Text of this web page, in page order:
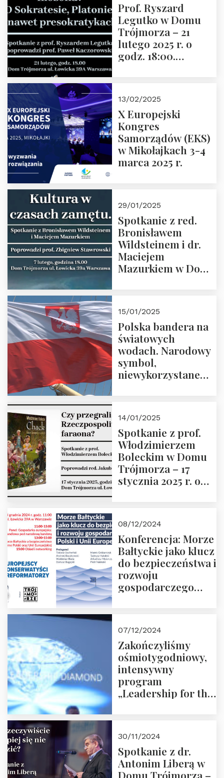
Prof. Ryszard
Legutko w Domu
Trójmorza – 21
lutego 2025 r. o
godz. 18:00.
Zapraszamy
13/02/2025
X Europejski
Kongres
Samorządów (EKS)
w Mikołajkach 3-4
marca 2025 r.
29/01/2025
Spotkanie z red.
Bronisławem
Wildsteinem i dr.
Maciejem
Mazurkiem w Domu
Prowadzi prof.
Zbigniew
Stawrowski
15/01/2025
Polska bandera na
światowych
wodach. Narodowy
symbol,
niewykorzystane
14/01/2025
Spotkanie z prof.
Włodzimierzem
Boleckim w Domu
Trójmorza – 17
stycznia 2025 r. o
08/12/2024
Konferencja: Morze
Bałtyckie jako klucz
do bezpieczeństwa i
rozwoju
gospodarczego
ZAPRASZAMY
07/12/2024
Zakończyliśmy
ośmiotygodniowy,
intensywny
program
„Leadership for the
30/11/2024
Spotkanie z dr.
Antonim Liberą w
Domu Trójmorza –